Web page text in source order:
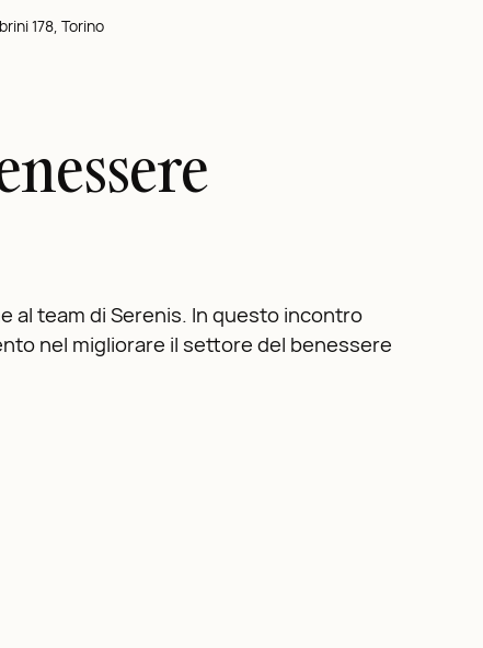
178, Torino
al team di Serenis. In questo incontro
nel migliorare il settore del benessere